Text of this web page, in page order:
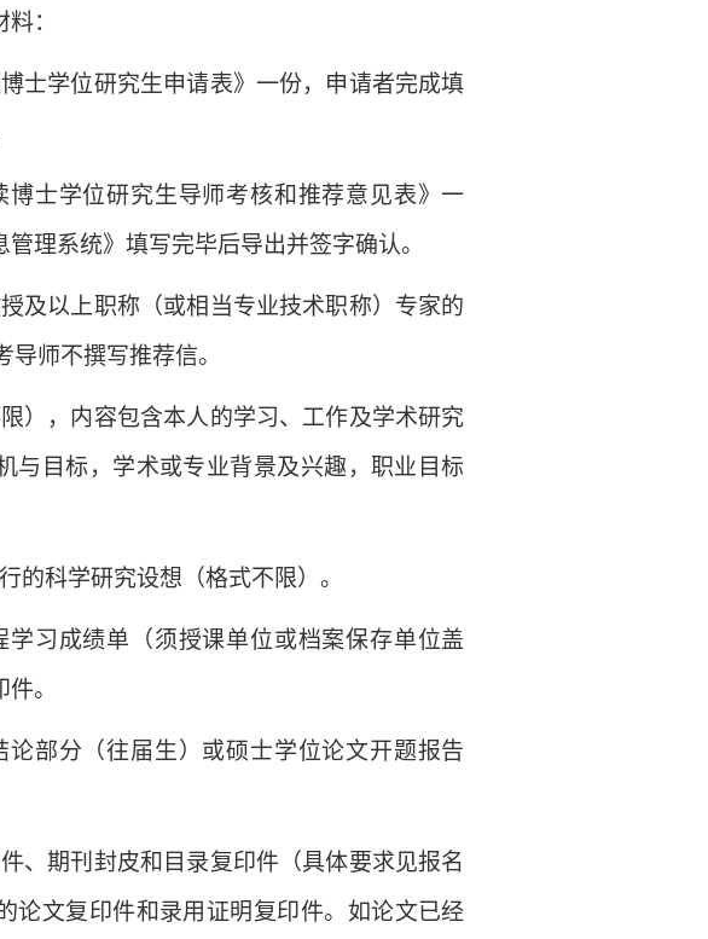
：
士学位研究生申请表》一份，申请者完成填
博士学位研究生导师考核和推荐意见表》一
理系统》填写完毕后导出并签字确认。
及以上职称（或相当专业技术职称）专家的
导师不撰写推荐信。
），内容包含本人的学习、工作及学术研究
与目标，学术或专业背景及兴趣，职业目标
的科学研究设想（格式不限）。
学习成绩单（须授课单位或档案保存单位盖
。
论部分（往届生）或硕士学位论文开题报告
、期刊封皮和目录复印件（具体要求见报名
论文复印件和录用证明复印件。 如论文已经